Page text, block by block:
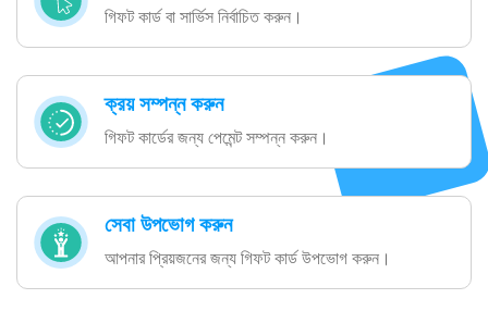
গিফট কার্ড বা সার্ভিস নির্বাচিত করুন।
ক্রয় সম্পন্ন করুন
গিফট কার্ডের জন্য পেমেন্ট সম্পন্ন করুন।
সেবা উপভোগ করুন
আপনার প্রিয়জনের জন্য গিফট কার্ড উপভোগ করুন।